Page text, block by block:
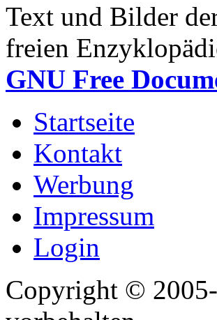
Text und Bilder
freien
GNU Free
Startseite
Kontakt
Werbung
Impressum
Login
Copyright ©